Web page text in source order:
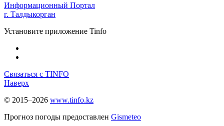
Информационный Портал
г. Талдыкорган
Установите приложение Tinfo
Связаться с TINFO
Наверх
© 2015–2026 www.tinfo.kz
Прогноз погоды предоставлен Gismeteo